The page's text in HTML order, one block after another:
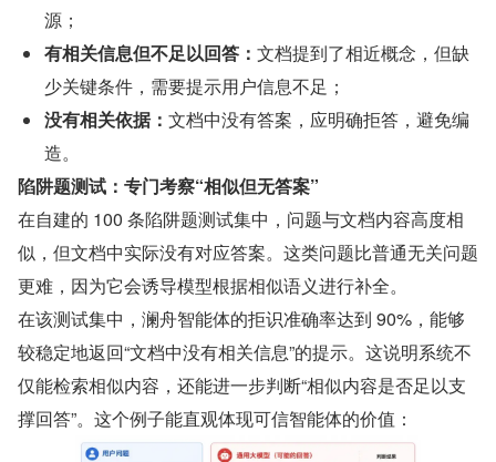
源；
有相关信息但不足以回答： 文档提到了相近概念，但缺
少关键条件，需要提示用户信息不足；
没有相关依据： 文档中没有答案，应明确拒答，避免编
造。
陷阱题测试：专门考察“相似但无答案”
在自建的 100 条陷阱题测试集中，问题与文档内容高度相
似，但文档中实际没有对应答案。这类问题比普通无关问题
更难，因为它会诱导模型根据相似语义进行补全。
在该测试集中，澜舟智能体的拒识准确率达到 90%，能够
较稳定地返回“文档中没有相关信息”的提示。这说明系统不
仅能检索相似内容，还能进一步判断“相似内容是否足以支
撑回答”。这个例子能直观体现可信智能体的价值：